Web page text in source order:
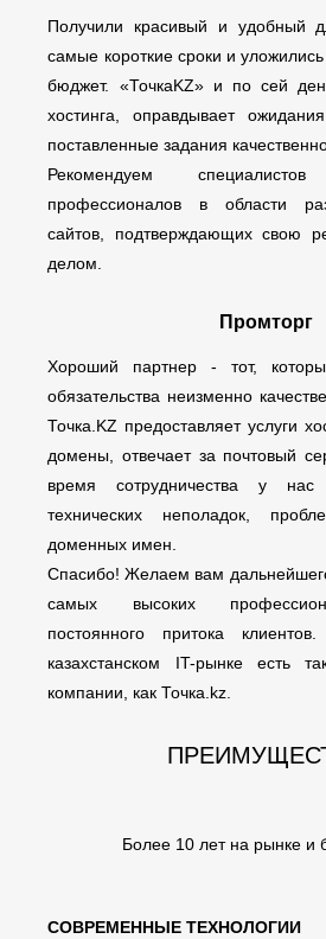
Получили красивый и удобный
самые короткие сроки и
бюджет. «ТочкаKZ» и по сей
хостинга, оправдывает
поставленные задания
Рекомендуем
профессионалов в области
сайтов, подтверждающих свою
делом.
Промторг
Хороший партнер - тот,
обязательства неизменно
Точка.KZ предоставляет услуги
домены, отвечает за почтовый
время сотрудничества у
технических неполадок,
доменных имен.
Спасибо! Желаем вам
самых высоких
постоянного притока
казахстанском IT-рынке есть
компании, как Точка.kz.
Более 10 лет на рынке и
СОВРЕМЕННЫЕ ТЕХНОЛОГИИ